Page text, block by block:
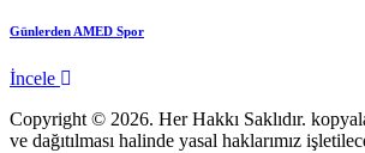
Günlerden AMED Spor
İncele
Copyright © 2026. Her Hakkı Saklıdır.
ve dağıtılması halinde yasal haklarımız